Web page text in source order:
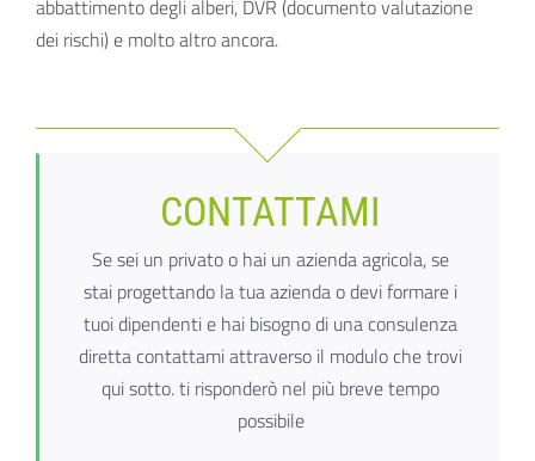
abbattimento degli alberi, DVR (documento valutazione
dei rischi) e molto altro ancora.
CONTATTAMI
Se sei un privato o hai un azienda agricola, se
stai progettando la tua azienda o devi formare i
tuoi dipendenti e hai bisogno di una consulenza
diretta contattami attraverso il modulo che trovi
qui sotto. ti risponderò nel più breve tempo
possibile